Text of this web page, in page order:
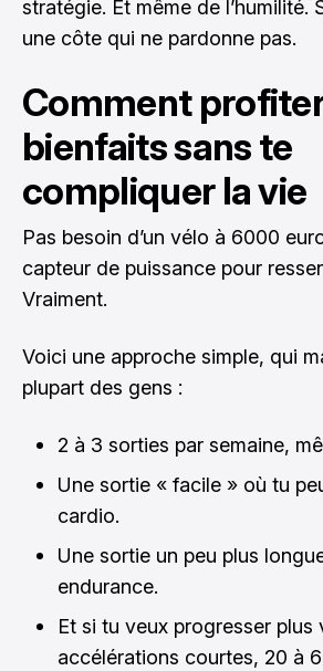
stratégie. Et même de l’humilité.
une côte qui ne pardonne pas.
Comment
bienfaits sans te
compliquer la vie
Pas besoin d’un vélo à 6000
capteur de puissance pour
Vraiment.
Voici une approche simple, qui
plupart des gens :
2 à 3 sorties par semaine,
Une sortie « facile » où tu
cardio.
Une sortie un peu plus
endurance.
Et si tu veux progresser plus
accélérations courtes, 20 à